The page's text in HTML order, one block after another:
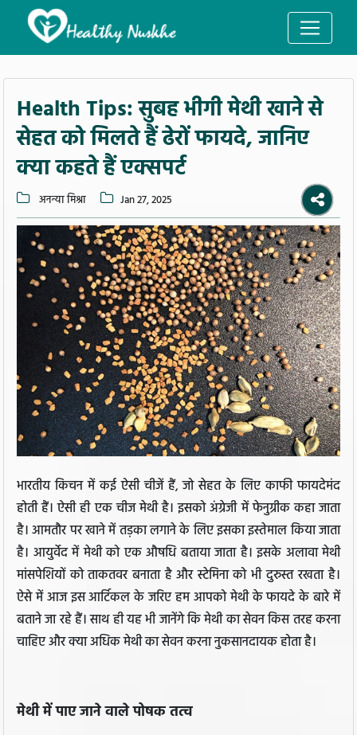
Health Tips: सुबह भीगी मेथी खाने से
सेहत को मिलते हैं ढेरों फायदे, जानिए
क्या कहते हैं एक्सपर्ट
अनन्या मिश्रा Jan 27, 2025
भारतीय किचन में कई ऐसी चीजें हैं, जो सेहत के लिए काफी फायदेमंद
होती हैं। ऐसी ही एक चीज मेथी है। इसको अंग्रेजी में फेनुग्रीक कहा जाता
है। आमतौर पर खाने में तड़का लगाने के लिए इसका इस्तेमाल किया जाता
है। आयुर्वेद में मेथी को एक औषधि बताया जाता है। इसके अलावा मेथी
मांसपेशियों को ताकतवर बनाता है और स्टेमिना को भी दुरुस्त रखता है।
ऐसे में आज इस आर्टिकल के जरिए हम आपको मेथी के फायदे के बारे में
बताने जा रहे हैं। साथ ही यह भी जानेंगे कि मेथी का सेवन किस तरह करना
चाहिए और क्या अधिक मेथी का सेवन करना नुकसानदायक होता है।
मेथी में पाए जाने वाले पोषक तत्व